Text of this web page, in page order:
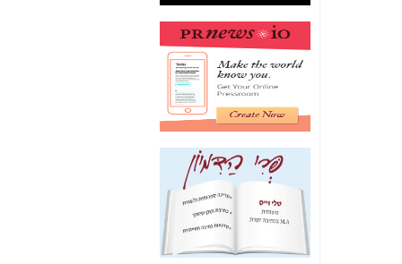
האם ביבי כשר
תקשורת עזר לקב'
בזק? -כאן
מה מקור ה-Fake
News שהביא לתפירת
תיק לביבי והעלמת
החשודים הנכונים -כאן
אחת הרגליים של "תיק
4000 התפור"
התמוטטה היום
בניצחון (כפול) של בזק
-
כאן
איך כתבות מפנקות